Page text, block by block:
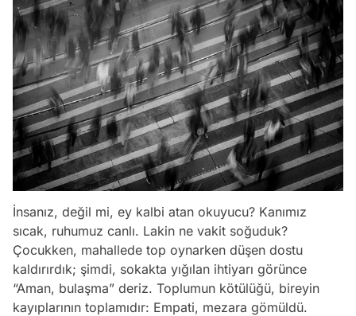
İnsanız, değil mi, ey kalbi atan okuyucu? Kanımız
sıcak, ruhumuz canlı. Lakin ne vakit soğuduk?
Çocukken, mahallede top oynarken düşen dostu
kaldırırdık; şimdi, sokakta yığılan ihtiyarı görünce
“Aman, bulaşma” deriz. Toplumun kötülüğü, bireyin
kayıplarının toplamıdır: Empati, mezara gömüldü.